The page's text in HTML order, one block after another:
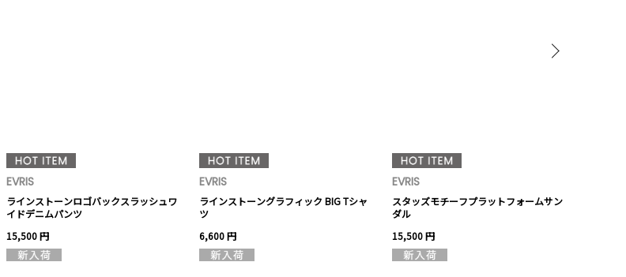
EVRIS
ラインストーンロゴバックスラッシュワ
イドデニムパンツ
15,500 円
EVRIS
ラインストーングラフィック BIG Tシャ
ツ
6,600 円
EVRIS
スタッズモチーフプラットフォームサン
ダル
15,500 円